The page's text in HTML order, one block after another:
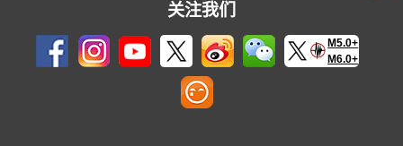
关注我们
M5.0+
M6.0+